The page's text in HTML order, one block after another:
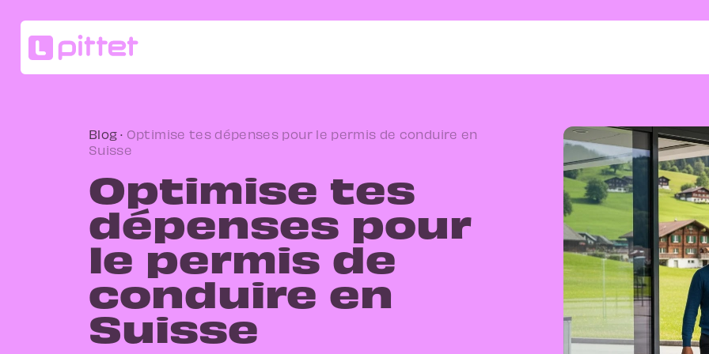
Blog · Optimise tes dépenses pour le permis de conduire en
Suisse
Optimise tes
dépenses pour
le permis de
conduire en
Suisse